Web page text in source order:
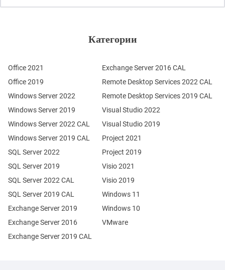
Категории
Office 2021
Office 2019
Windows Server 2022
Windows Server 2019
Exchange Server 2019
Exchange Server 2016
SQL Server 2022
SQL Server 2019
Windows Server 2022 CAL
Windows Server 2019 CAL
SQL Server 2022 CAL
SQL Server 2019 CAL
Remote Desktop Services 2022 CAL
Remote Desktop Services 2019 CAL
Exchange Server 2019 CAL
Exchange Server 2016 CAL
Visual Studio 2022
Visual Studio 2019
Project 2021
Project 2019
Visio 2021
Visio 2019
Windows 11
Windows 10
VMware